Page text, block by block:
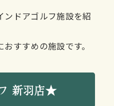
ンドアゴルフ施設を紹
すすめの施設です。
新羽店★